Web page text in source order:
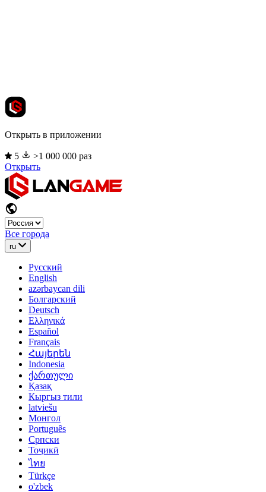
Открыть в приложении
5
>1 000 000 раз
Открыть
Все города
ru
Русский
English
azərbaycan dili
Болгарский
Deutsch
Ελληνικά
Español
Français
Հայերեն
Indonesia
ქართული
Қазақ
Кыргыз тили
latviešu
Монгол
Português
Српски
Тоҷикӣ
ไทย
Türkçe
o'zbek